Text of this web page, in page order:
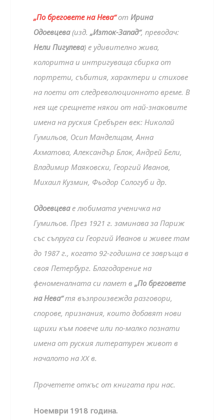
„По бреговете на Нева“отИрина
Одоевцева(изд.„Изток-Запад“, преводач:
Нели Пигулева) е удивително жива,
колоритна и интригуваща сбирка от
портрети, събития, характери и стихове
на поети от следреволюционното време. В
нея ще срещнете някои от най-знаковите
имена на руския Сребърен век: Николай
Гумильов, Осип Манделщам, Анна
Ахматова, Александър Блок, Андрей Бели,
Владимир Маяковски, Георгий Иванов,
Михаил Кузмин, Фьодор Сологуб и др.
Одоевцевае любимата ученичка на
Гумильов. През 1921 г. заминава за Париж
със съпруга си Георгий Иванов и живее там
до 1987 г., когато 92-годишна се завръща в
своя Петербург. Благодарение на
феноменалната си памет в„По бреговете
на Нева“тя възпроизвежда разговори,
спорове, признания, които добавят нови
щрихи към повече или по-малко познати
имена от руския литературен живот в
началото на XX в.
Прочетете откъс от книгата при нас.
Ноември 1918 година.